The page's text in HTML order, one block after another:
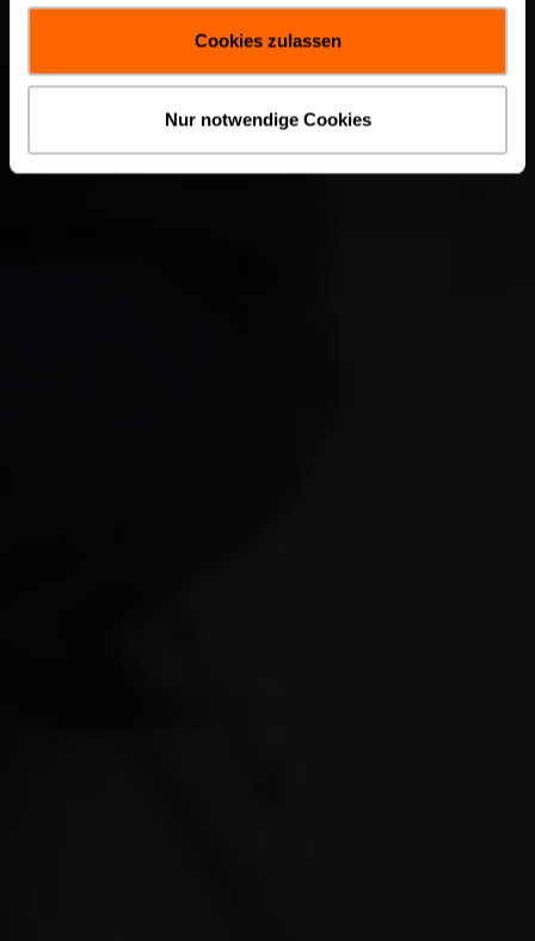
gesammelt haben.
Cookies zulassen
Nur notwendige Cookies